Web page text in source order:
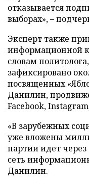
отказывается
выборах», –
Эксперт также
информационной
словам
зафиксировано
посвященных
Данилин,
Facebook,
«В зарубежных
уже вложены
партии идет
сеть
Данилин.